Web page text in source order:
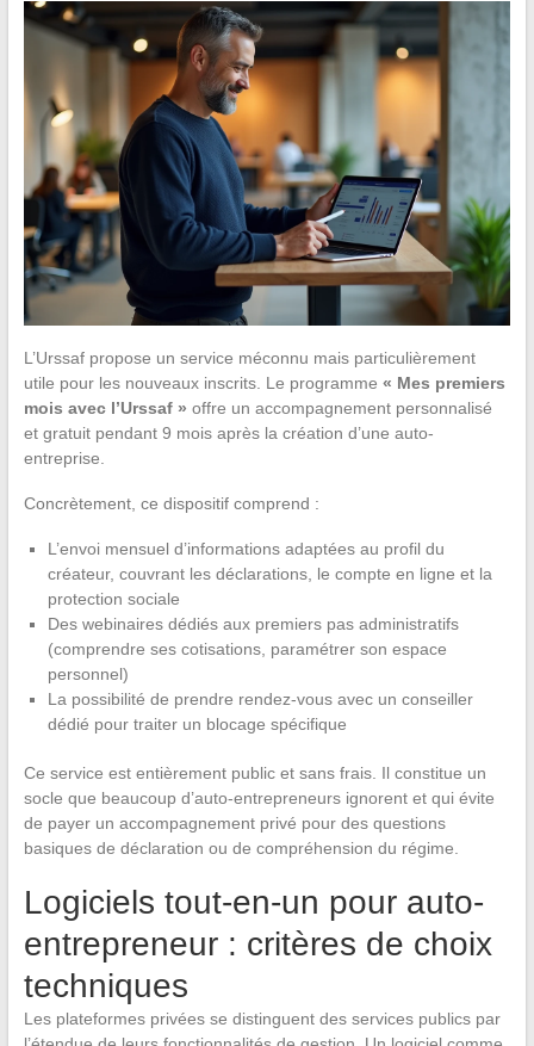
L’Urssaf propose un service méconnu mais particulièrement
utile pour les nouveaux inscrits. Le programme « Mes premiers
mois avec l’Urssaf » offre un accompagnement personnalisé
et gratuit pendant 9 mois après la création d’une auto-
entreprise.
Concrètement, ce dispositif comprend :
L’envoi mensuel d’informations adaptées au profil du
créateur, couvrant les déclarations, le compte en ligne et la
protection sociale
Des webinaires dédiés aux premiers pas administratifs
(comprendre ses cotisations, paramétrer son espace
personnel)
La possibilité de prendre rendez-vous avec un conseiller
dédié pour traiter un blocage spécifique
Ce service est entièrement public et sans frais. Il constitue un
socle que beaucoup d’auto-entrepreneurs ignorent et qui évite
de payer un accompagnement privé pour des questions
basiques de déclaration ou de compréhension du régime.
Logiciels tout-en-un pour auto-
entrepreneur : critères de choix
techniques
Les plateformes privées se distinguent des services publics par